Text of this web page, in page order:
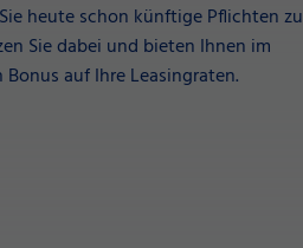
heute schon künftige Pflichten zu
Sie dabei und bieten Ihnen im
auf Ihre Leasingraten.